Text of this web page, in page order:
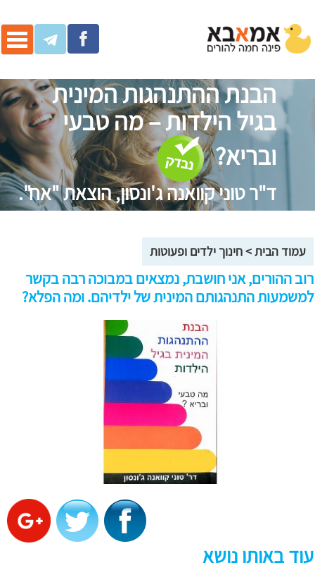
הבנת ההתנהגות המינית
בגיל הילדות – מה טבעי
ובריא?
ד"ר טוני קוואנה ג'ונסון, הוצאת "אח".
עמוד הבית>חינוך ילדים ופעוטות
רוב ההורים, אני חושבת, נמצאים במבוכה רבה בקשר
למשמעות התנהגותם המינית של ילדיהם. ומה הפלא?
עוד באותו נושא